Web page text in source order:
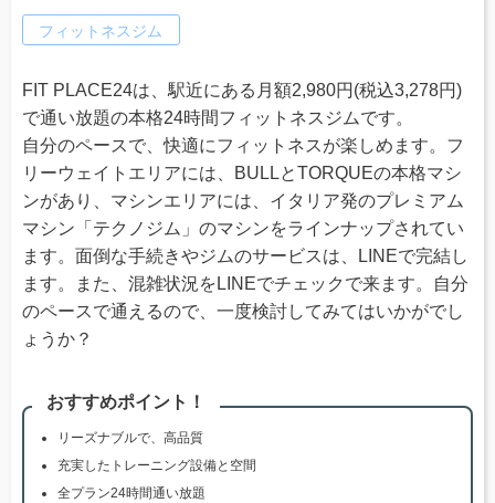
フィットネスジム
FIT PLACE24は、駅近にある月額2,980円(税込3,278円)
で通い放題の本格24時間フィットネスジムです。
自分のペースで、快適にフィットネスが楽しめます。フ
リーウェイトエリアには、BULLとTORQUEの本格マシ
ンがあり、マシンエリアには、イタリア発のプレミアム
マシン「テクノジム」のマシンをラインナップされてい
ます。面倒な手続きやジムのサービスは、LINEで完結し
ます。また、混雑状況をLINEでチェックで来ます。自分
のペースで通えるので、一度検討してみてはいかがでし
ょうか？
おすすめポイント！
リーズナブルで、高品質
充実したトレーニング設備と空間
全プラン24時間通い放題